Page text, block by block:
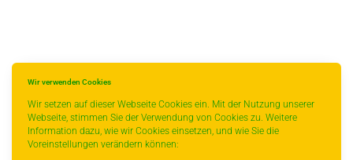
Wir verwenden Cookies
Wir setzen auf dieser Webseite Cookies ein. Mit der Nutzung unserer
Webseite, stimmen Sie der Verwendung von Cookies zu. Weitere
Information dazu, wie wir Cookies einsetzen, und wie Sie die
Voreinstellungen verändern können: